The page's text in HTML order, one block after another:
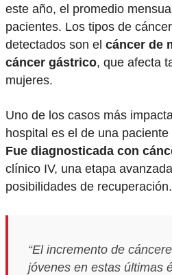
este año, el promedio
pacientes. Los tipos de
detectados son el cáncer de
cáncer gástrico, que afecta
mujeres.
Uno de los casos más
hospital es el de una
Fue diagnosticada con
clínico IV, una etapa
posibilidades de recuperación.
“El incremento de
jóvenes en estas últimas